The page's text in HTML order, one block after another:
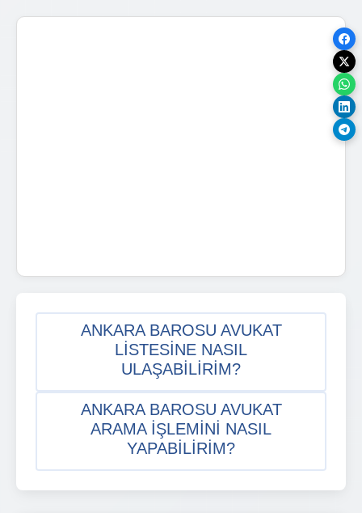
ANKARA BAROSU AVUKAT
LISTESINE NASIL
ULAŞABILIRIM?
ANKARA BAROSU AVUKAT
ARAMA IŞLEMINI NASIL
YAPABILIRIM?